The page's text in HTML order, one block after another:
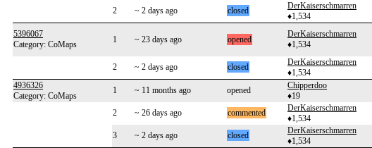
2 ~ 2 days ago closed
DerKaiserschmarren
♦1,534
5396067
Category: CoMaps
1 ~ 23 days ago opened
DerKaiserschmarren
♦1,534
2
~ 2 days ago closed
DerKaiserschmarren
♦1,534
4936326
Category: CoMaps
1 ~ 11 months ago opened
Chipperdoo
♦19
2
~ 26 days ago commented
DerKaiserschmarren
♦1,534
3 ~ 2 days ago closed
DerKaiserschmarren
♦1,534